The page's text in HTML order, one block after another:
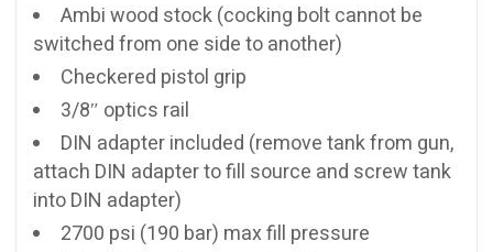
Ambi wood stock (cocking bolt cannot be
switched from one side to another)
Checkered pistol grip
3/8″ optics rail
DIN adapter included (remove tank from gun,
attach DIN adapter to fill source and screw tank
into DIN adapter)
2700 psi (190 bar) max fill pressure